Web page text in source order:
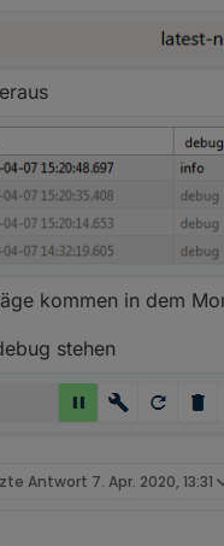
kommen in dem
stehen
Antwort 7. Apr. 2020, 13:31